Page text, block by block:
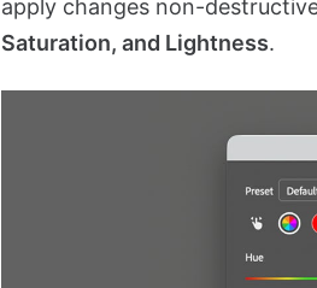
apply changes non-
Saturation, and Lightness.